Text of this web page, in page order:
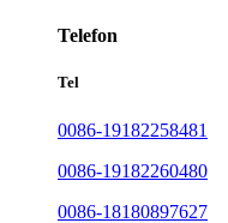
Telefon
Tel
0086-19182258481
0086-19182260480
0086-18180897627